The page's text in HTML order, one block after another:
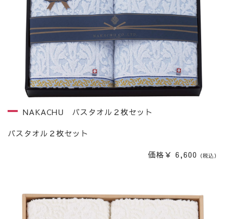
NAKACHU バスタオル２枚セット
バスタオル２枚セット
価格￥ 6,600 （税込）